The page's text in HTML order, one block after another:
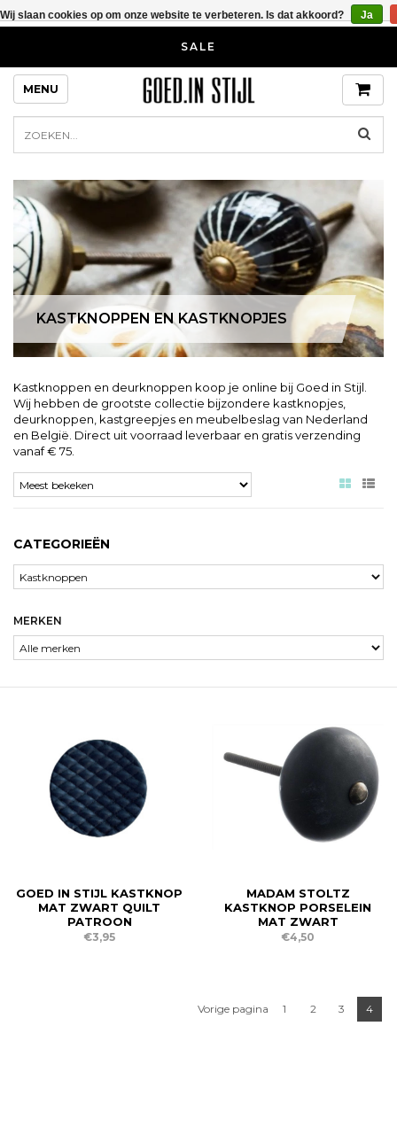
SALE
MENU
KASTKNOPPEN EN KASTKNOPJES
Kastknoppen en deurknoppen koop je online bij Goed in Stijl.
Wij hebben de grootste collectie bijzondere kastknopjes,
deurknoppen, kastgreepjes en meubelbeslag van Nederland
en België. Direct uit voorraad leverbaar en gratis verzending
vanaf € 75.
CATEGORIEËN
MERKEN
GOED IN STIJL KASTKNOP
MAT ZWART QUILT
PATROON
€3,95
MADAM STOLTZ
KASTKNOP PORSELEIN
MAT ZWART
€4,50
Vorige pagina 1 2 3 4
Wij slaan cookies op om onze website te verbeteren. Is dat akkoord? Ja